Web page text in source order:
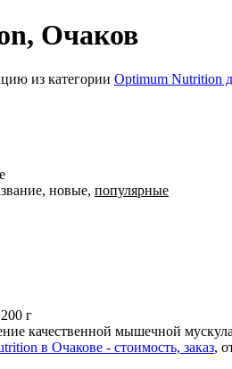
Очаков
из категории Optimum Nutrition
, новые, популярные
г
качественной мышечной
в Очакове - стоимость, заказ,